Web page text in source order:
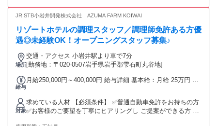
す◎ ■活躍するスタッフの特徴 ――――――――― ◇笑顔を
い方 ◇仲間と協力して働きたい方 【実はこんなタイプの方
も！】 ◇専門知識やスキルを身につけたい方 ◇多くの人が使
パレル販売店・雑貨販売店・アミューズメント 飲食店での接
客（居酒屋・カフェ・パン屋）など ■職場環境
44％：女性56％ 母性健康管理の為の休暇、生理休暇、子の看
◎
JR STB小岩井開発株式会社 AZUMA FARM KOIWAI
リゾートホテルの調理スタッフ／調理師免許ある方優
遇◎未経験OK！オープニングスタッフ募集♪
場所
交通・アクセス 小岩井駅より車で7分
[勤務地：〒020-0507岩手県岩手郡雫石町丸谷地]
給与
月給250,000円～400,000円 給与詳細 基本給：月給 25万円 〜
れる通勤・皆勤・家族手当金額：なし 全員に一律で支払われ
るその他手当金額：なし ※給与は担当業務による ※年齢・経
験・スキルを考慮し 給与を決定 【昇給・賞与】 昇給あり 賞
与あり ※業績による ■諸手当 ・住宅手当 （上限2万円 ※当社
対象
求めている人材 【必須条件】 ✅普通自動車免許をお持ちの方
✅お客様のご要望を丁寧にヒアリングし ご提案ができる方 ・